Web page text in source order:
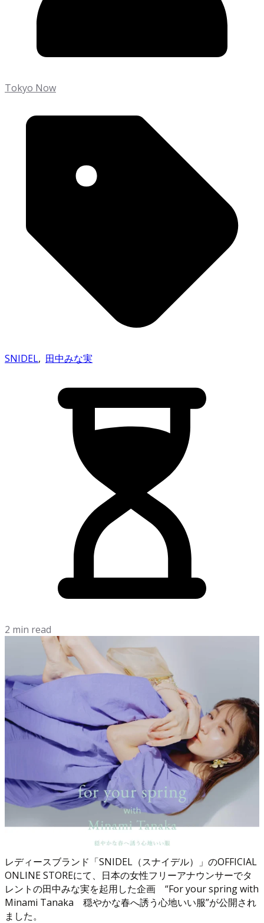
Tokyo Now
SNIDEL, 田中みな実
2 min read
レディースブランド「SNIDEL（スナイデル）」のOFFICIAL
ONLINE STOREにて、日本の女性フリーアナウンサーでタ
レントの田中みな実を起用した企画 “For your spring with
Minami Tanaka 穏やかな春へ誘う心地いい服”が公開され
ました。